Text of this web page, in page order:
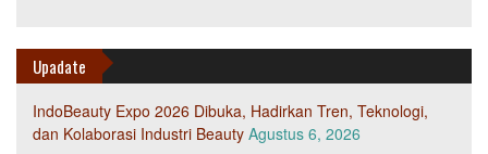
Upadate
IndoBeauty Expo 2026 Dibuka, Hadirkan Tren, Teknologi,
dan Kolaborasi Industri Beauty Agustus 6, 2026